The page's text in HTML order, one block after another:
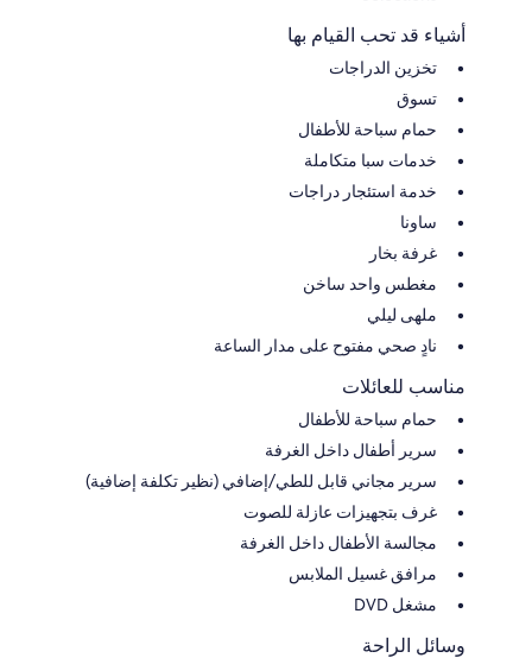
أشياء قد تحب القيام بها
تخزين الدراجات
تسوق
حمام سباحة للأطفال
خدمات سبا متكاملة
خدمة استئجار دراجات
ساونا
غرفة بخار
مغطس واحد ساخن
ملهى ليلي
نادٍ صحي مفتوح على مدار الساعة
مناسب للعائلات
حمام سباحة للأطفال
سرير أطفال داخل الغرفة
سرير مجاني قابل للطي/إضافي (نظير تكلفة إضافية)
غرف بتجهيزات عازلة للصوت
مجالسة الأطفال داخل الغرفة
مرافق غسيل الملابس
مشغل DVD
وسائل الراحة